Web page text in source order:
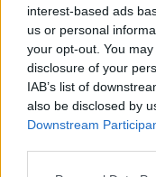
interest-based ads
us or personal
your opt-out. You
disclosure of your
IAB’s list of
also be disclosed by
Downstream